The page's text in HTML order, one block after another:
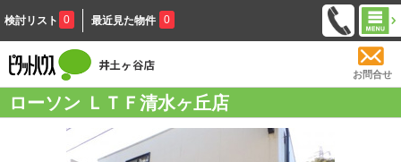
検討リスト 0 最近見た物件 0
お問合せ
ローソン ＬＴＦ清水ヶ丘店